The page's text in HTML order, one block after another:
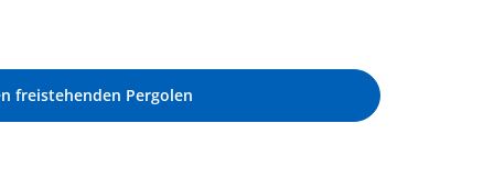
freistehenden Pergolen